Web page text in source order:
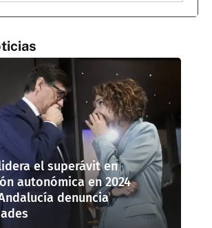
el superávit en
autonómica en 2024
denuncia